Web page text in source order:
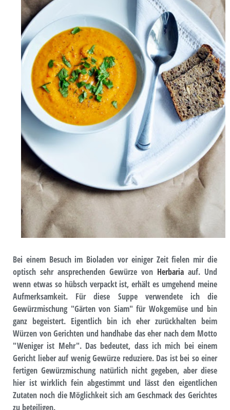
Bei einem Besuch im Bioladen vor einiger Zeit fielen mir die
optisch sehr ansprechenden Gewürze von Herbaria auf. Und
wenn etwas so hübsch verpackt ist, erhält es umgehend meine
Aufmerksamkeit. Für diese Suppe verwendete ich die
Gewürzmischung "Gärten von Siam" für Wokgemüse und bin
ganz begeistert. Eigentlich bin ich eher zurückhalten beim
Würzen von Gerichten und handhabe das eher nach dem Motto
"Weniger ist Mehr". Das bedeutet, dass ich mich bei einem
Gericht lieber auf wenig Gewürze reduziere. Das ist bei so einer
fertigen Gewürzmischung natürlich nicht gegeben, aber diese
hier ist wirklich fein abgestimmt und lässt den eigentlichen
Zutaten noch die Möglichkeit sich am Geschmack des Gerichtes
zu beteiligen.